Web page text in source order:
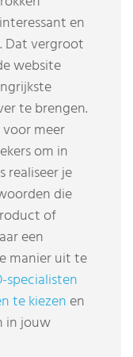
en
Dat vergroot
website
te brengen.
meer
om in
realiseer je
die
of
een
manier uit te
specialisten
te kiezenen
in jouw